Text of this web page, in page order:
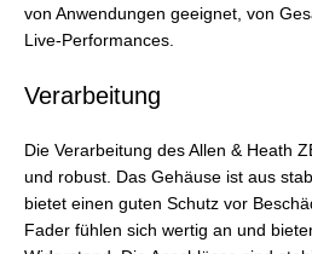
von Anwendungen geeignet, von
Live-Performances.
Verarbeitung
Die Verarbeitung des Allen & Heath
und robust. Das Gehäuse ist aus
bietet einen guten Schutz vor
Fader fühlen sich wertig an und